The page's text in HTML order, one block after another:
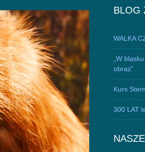
BLOG
WALKA
„W
obraz”
Kurs
300 LAT